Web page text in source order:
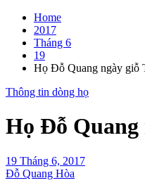
Home
2017
Tháng 6
19
Họ Đỗ Quang ngày giỗ
Thông tin dòng họ
Họ Đỗ Quang
19 Tháng 6, 2017
Đỗ Quang Hòa